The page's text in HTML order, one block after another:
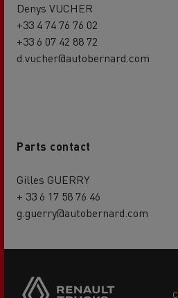
Denys VUCHER
+33 4 74 76 76 02
+33 6 07 42 88 72
d.vucher@autobernard.com
Parts contact
Gilles GUERRY
+ 33 6 17 58 76 46
g.guerry@autobernard.com